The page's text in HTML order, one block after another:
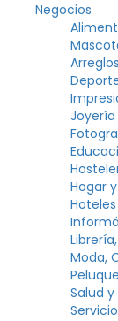
Negocios
Hogar
Moda,
Salud